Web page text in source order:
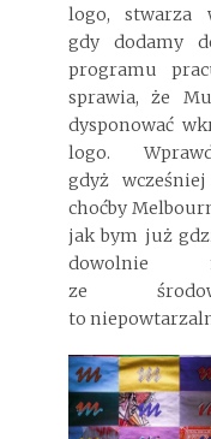
logo, stwarza
gdy dodamy
programu
sprawia, że
dysponować
logo.
gdyż
choćby
jak bym już
dowolnie
ze
to